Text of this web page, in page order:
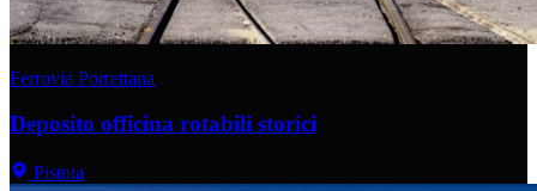
Ferrovia Porrettana
Deposito officina rotabili storici
Pistoia